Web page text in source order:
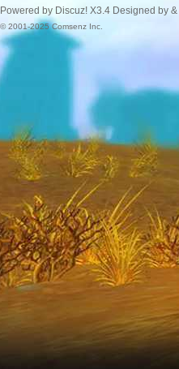
Powered by Discuz! X3.4 Designed by &
© 2001-2025Comsenz Inc.